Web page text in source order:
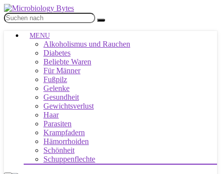
MENU
Alkoholismus und Rauchen
Diabetes
Beliebte Waren
Für Männer
Fußpilz
Gelenke
Gesundheit
Gewichtsverlust
Haar
Parasiten
Krampfadern
Hämorrhoiden
Schönheit
Schuppenflechte